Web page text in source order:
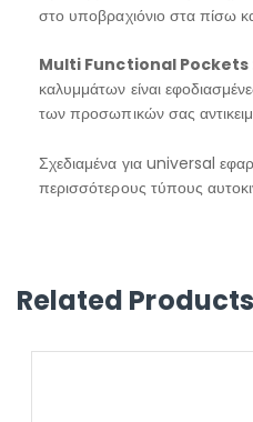
στο υποβραχιόνιο στα πίσω
Multi Functional Pockets
καλυμμάτων είναι
των προσωπικών σας
Σχεδιαμένα για universal
περισσότερους τύπους
Related Products